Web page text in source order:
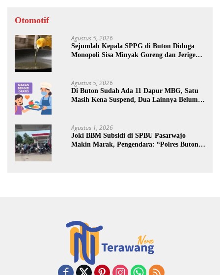
Otomotif
Agustus 5, 2026
Sejumlah Kepala SPPG di Buton Diduga
Monopoli Sisa Minyak Goreng dan Jerigen
Agustus 5, 2026
Di Buton Sudah Ada 11 Dapur MBG, Satu
Masih Kena Suspend, Dua Lainnya Belum
Agustus 1, 2026
Joki BBM Subsidi di SPBU Pasarwajo
Makin Marak, Pengendara: “Polres Buton